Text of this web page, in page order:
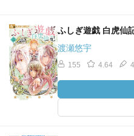
ふしぎ遊戯 白虎仙
渡瀬悠宇
155 4.64 4